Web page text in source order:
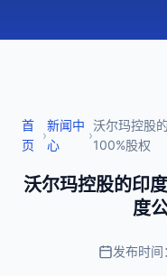
首
页
›
新闻中
心
›
沃尔玛控股
100%股权
沃尔玛控股的印
度
发布时